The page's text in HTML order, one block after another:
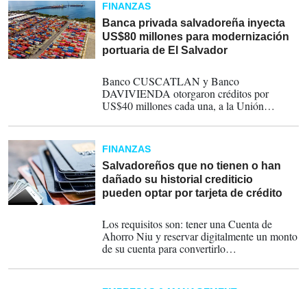
FINANZAS
Banca privada salvadoreña inyecta
US$80 millones para modernización
portuaria de El Salvador
Banco CUSCATLAN y Banco
DAVIVIENDA otorgaron créditos por
US$40 millones cada una, a la Unión
FINANZAS
Salvadoreños que no tienen o han
dañado su historial crediticio
pueden optar por tarjeta de crédito
Los requisitos son: tener una Cuenta de
Ahorro Niu y reservar digitalmente un monto
de su cuenta para convertirlo